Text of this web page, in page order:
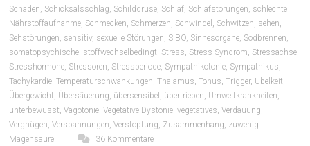
Schäden Schicksalsschlag Schilddrüse Schlaf Schlafstörungen schlechte
Nährstoffaufnahme Schmecken Schmerzen Schwindel Schwitzen sehen
Sehstörungen sensitiv, sexuelle Störungen SIBO Sinnesorgane Sodbrennen
somatopsychische stoffwechselbedingt Stress Stress-Syndrom Stressachse
Stresshormone Stressoren Stressperiode Sympathikotonie Sympathikus
Tachykardie ,Temperaturschwankungen ,Thalamus ,Tonus ,Trigger, Übelkeit
Übergewicht Übersäuerung übersensibel übertrieben Umweltkrankheiten
unterbewusst ,Vagotonie ,Vegetative Dystonie ,vegetatives ,Verdauung
Vergnügen ,Verspannungen ,Verstopfung Zusammenhang zuwenig
Magensäure
36 Kommentare